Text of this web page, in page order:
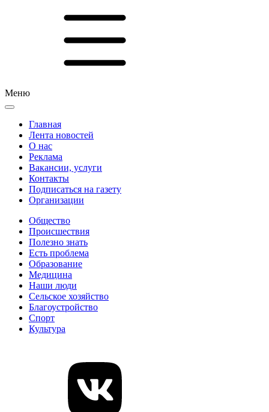
Меню
Главная
Лента новостей
О нас
Реклама
Вакансии, услуги
Контакты
Подписаться на газету
Организации
Общество
Происшествия
Полезно знать
Есть проблема
Образование
Медицина
Наши люди
Сельское хозяйство
Благоустройство
Спорт
Культура